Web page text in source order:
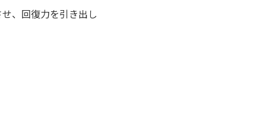
、回復力を引き出し